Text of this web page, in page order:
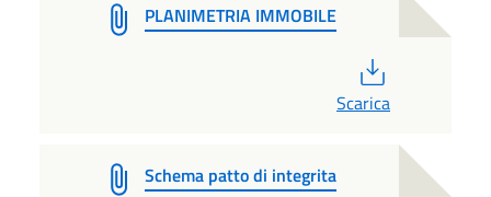
PLANIMETRIA IMMOBILE
Scarica
Schema patto di integrita